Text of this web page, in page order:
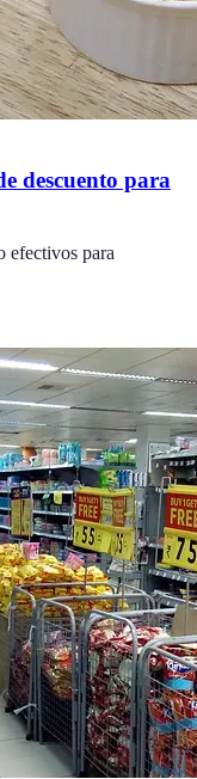
descuento para
efectivos para